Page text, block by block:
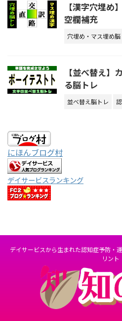
【漢字穴埋め
空欄補充
穴埋め・マス埋め脳
【並べ替え】
る脳トレ
並べ替え脳トレ
にほんブログ村
デイサービスランキング
デイサービスから生まれた認知症予防・
リント